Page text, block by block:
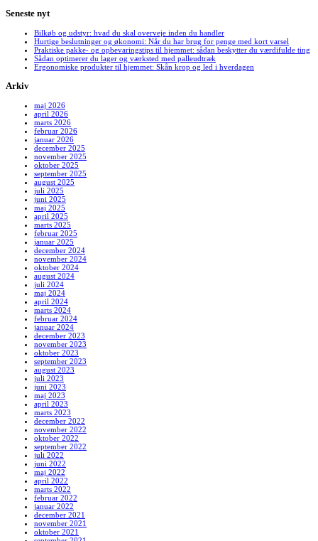
Seneste nyt
Bilkøb og udstyr: hvad du skal overveje inden du handler
Hurtige beslutninger og økonomi: Når du har brug for penge med kort varsel
Praktiske pakke- og opbevaringstips til hjemmet: sådan beskytter du værdifulde ting
Sådan optimerer du lager og værksted med palleudtræk
Ergonomiske produkter til hjemmet: Skån krop og led i hverdagen
Arkiv
maj 2026
april 2026
marts 2026
februar 2026
januar 2026
december 2025
november 2025
oktober 2025
september 2025
august 2025
juli 2025
juni 2025
maj 2025
april 2025
marts 2025
februar 2025
januar 2025
december 2024
november 2024
oktober 2024
august 2024
juli 2024
maj 2024
april 2024
marts 2024
februar 2024
januar 2024
december 2023
november 2023
oktober 2023
september 2023
august 2023
juli 2023
juni 2023
maj 2023
april 2023
marts 2023
december 2022
november 2022
oktober 2022
september 2022
juli 2022
juni 2022
maj 2022
april 2022
marts 2022
februar 2022
januar 2022
december 2021
november 2021
oktober 2021